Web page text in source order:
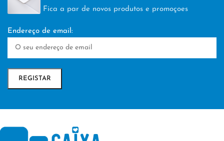
Fica a par de novos produtos e promoçoes
Endereço de email: